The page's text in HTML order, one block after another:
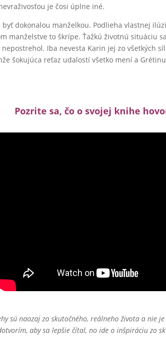
je čosi úplne iné.
byť dokonalou manželkou. Podlieha vlastnej
manželstve to škrípe. Ťažkú životnú situáciu
Iba nevesta Karin jej zo všetkých
šokujúca reťaz udalostí všetko mení a
Pozrite sa, čo o svojej knihe
sú naozaj zo skutočného, reálneho života a nie
aby sa lepšie čítal, no ide o inšpiráciu zo